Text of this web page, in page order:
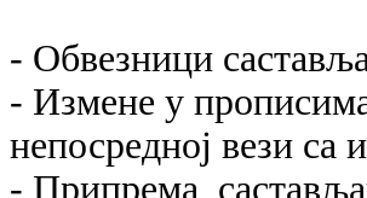
- Обвезници
- Измене у
непосредној вези са
- Припрема,